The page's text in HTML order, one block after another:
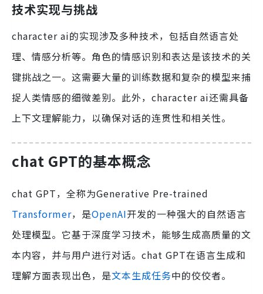
技术实现与挑战
character ai的实现涉及多种技术，包括自然语言处
理、情感分析等。角色的情感识别和表达是该技术的关
键挑战之一。这需要大量的训练数据和复杂的模型来捕
捉人类情感的细微差别。此外，character ai还需具备
上下文理解能力，以确保对话的连贯性和相关性。
chat GPT的基本概念
chat GPT，全称为Generative Pre-trained
Transformer，是OpenAI开发的一种强大的自然语言
处理模型。它基于深度学习技术，能够生成高质量的文
本内容，并与用户进行对话。chat GPT在语言生成和
理解方面表现出色，是文本生成任务中的佼佼者。